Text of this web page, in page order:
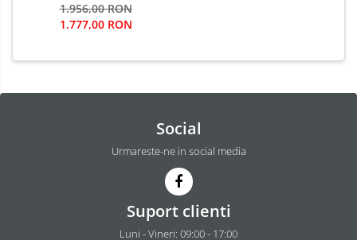
1.956,00 RON
1.777,00 RON
Social
Urmareste-ne in social media
Suport clienti
Luni - Vineri: 09:00 - 17:00